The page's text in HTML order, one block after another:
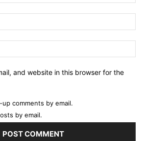
and website in this browser for the
comments by email.
by email.